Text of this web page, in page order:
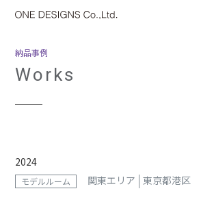
納品事例
Works
2024
モデルルーム 関東エリア 東京都港区